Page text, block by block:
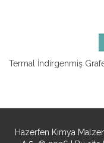
Termal İndirgenmiş
Hazerfen Kimya